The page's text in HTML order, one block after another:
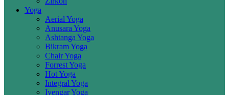
Yoga
Aerial Yoga
Anusara Yoga
Ashtanga Yoga
Bikram Yoga
Chair Yoga
Forrest Yoga
Hot Yoga
Integral Yoga
Iyengar Yoga